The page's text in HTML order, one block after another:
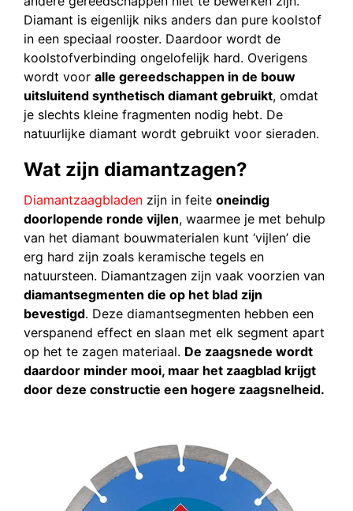
Diamant is eigenlijk niks anders dan pure koolstof
in een speciaal rooster. Daardoor wordt de
koolstofverbinding ongelofelijk hard. Overigens
wordt voor alle gereedschappen in de bouw
uitsluitend synthetisch diamant gebruikt, omdat
je slechts kleine fragmenten nodig hebt. De
natuurlijke diamant wordt gebruikt voor sieraden.
Wat zijn diamantzagen?
Diamantzaagbladen zijn in feite oneindig
doorlopende ronde vijlen, waarmee je met behulp
van het diamant bouwmaterialen kunt ‘vijlen’ die
erg hard zijn zoals keramische tegels en
natuursteen. Diamantzagen zijn vaak voorzien van
diamantsegmenten die op het blad zijn
bevestigd. Deze diamantsegmenten hebben een
verspanend effect en slaan met elk segment apart
op het te zagen materiaal. De zaagsnede wordt
daardoor minder mooi, maar het zaagblad krijgt
door deze constructie een hogere zaagsnelheid.